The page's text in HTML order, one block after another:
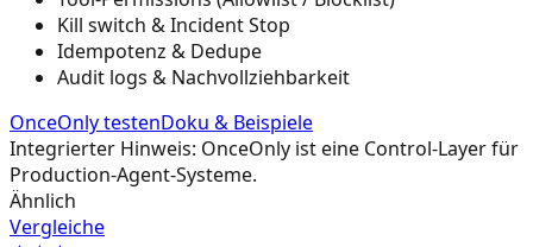
Kill switch & Incident Stop
Idempotenz & Dedupe
Audit logs & Nachvollziehbarkeit
OnceOnly testenDoku & Beispiele
Integrierter Hinweis: OnceOnly ist eine Control-Layer für
Production-Agent-Systeme.
Ähnlich
Vergleiche